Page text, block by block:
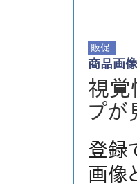
商品画像
視覚
プが
登録
画像